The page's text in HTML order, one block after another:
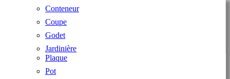
Conteneur
Coupe
Godet
Jardinière
Plaque
Pot